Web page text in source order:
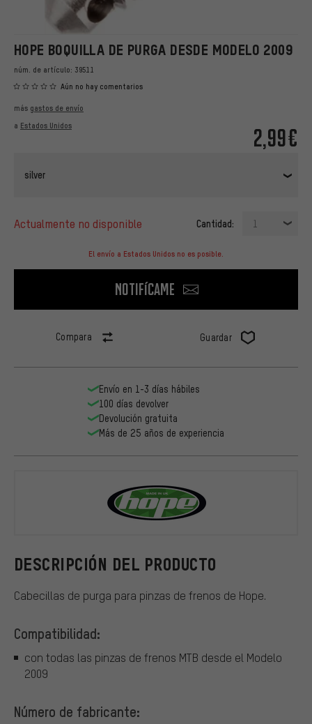
HOPE BOQUILLA DE PURGA DESDE MODELO 2009
núm. de artículo: 39511
Aún no hay comentarios
2,99€
más gastos de envío
a Estados Unidos
silver
actualmente no disponible Cantidad: 1
El envío a Estados Unidos no es posible.
Notifícame
Compara Guardar
DESCRIPCIÓN DEL PRODUCTO
Cabecillas de purga para pinzas de frenos de Hope.
Compatibilidad:
con todas las pinzas de frenos MTB desde el Modelo
2009
Número de fabricante:
Envío en 1-3 días hábiles
100 días devolver
Devolución gratuita
Más de 25 años de experiencia